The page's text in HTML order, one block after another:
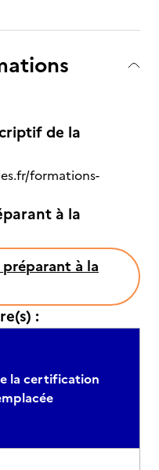
de la
formations-
à la
préparant à la
:
la certification